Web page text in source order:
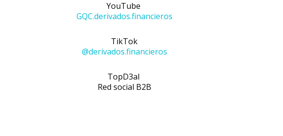
YouTube
GQC.derivados.financieros
TikTok
@derivados.financieros
TopD3al
Red social B2B